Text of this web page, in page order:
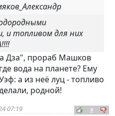
и топливом для них
Дза", прораб Машков
вода на планете? Ему
а из неё луц - топливо
родной!
07:19 0